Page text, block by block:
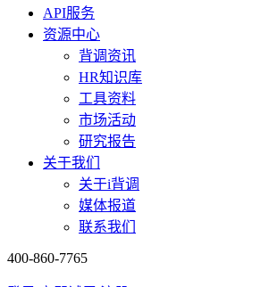
API服务
资源中心
背调资讯
HR知识库
工具资料
市场活动
研究报告
关于我们
关于i背调
媒体报道
联系我们
400-860-7765